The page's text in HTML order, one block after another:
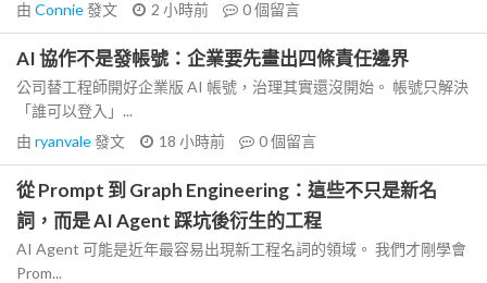
由 Connie發文 2 小時前 0個留言
AI 協作不是發帳號：企業要先畫出四條責任邊界
公司替工程師開好企業版 AI 帳號，治理其實還沒開始。 帳號只解決
「誰可以登入」...
由 ryanvale發文 18 小時前 0個留言
從 Prompt 到 Graph Engineering：這些不只是新名
詞，而是 AI Agent 踩坑後衍生的工程
AI Agent 可能是近年最容易出現新工程名詞的領域。 我們才剛學會
Prom...